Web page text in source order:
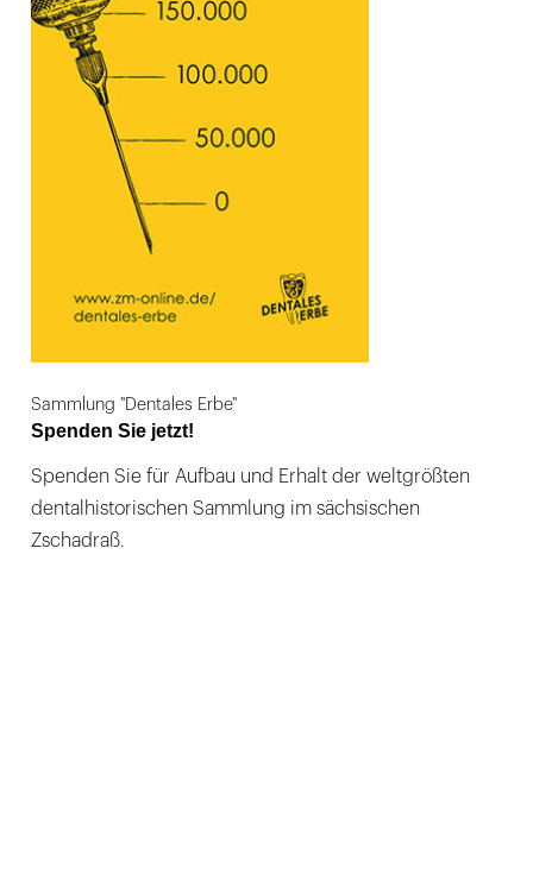
Sammlung "Dentales Erbe"
Spenden Sie jetzt!
Spenden Sie für Aufbau und Erhalt der weltgrößten
dentalhistorischen Sammlung im sächsischen
Zschadraß.